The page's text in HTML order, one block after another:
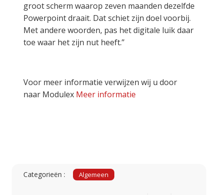
groot scherm waarop zeven maanden dezelfde
Powerpoint draait. Dat schiet zijn doel voorbij.
Met andere woorden, pas het digitale luik daar
toe waar het zijn nut heeft.”
Voor meer informatie verwijzen wij u door
naar Modulex Meer informatie
Categorieën : Algemeen